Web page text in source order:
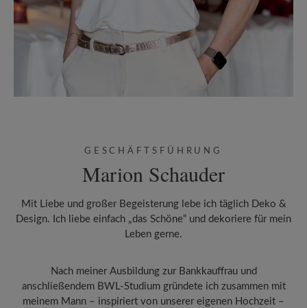
GESCHÄFTSFÜHRUNG
Marion Schauder
Mit Liebe und großer Begeisterung lebe ich täglich Deko &
Design. Ich liebe einfach „das Schöne“ und dekoriere für mein
Leben gerne.
Nach meiner Ausbildung zur Bankkauffrau und
anschließendem BWL-Studium gründete ich zusammen mit
meinem Mann – inspiriert von unserer eigenen Hochzeit –